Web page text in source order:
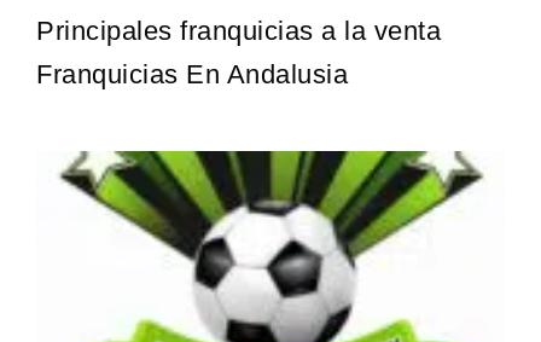
Principales franquicias a la venta
Franquicias En Andalusia